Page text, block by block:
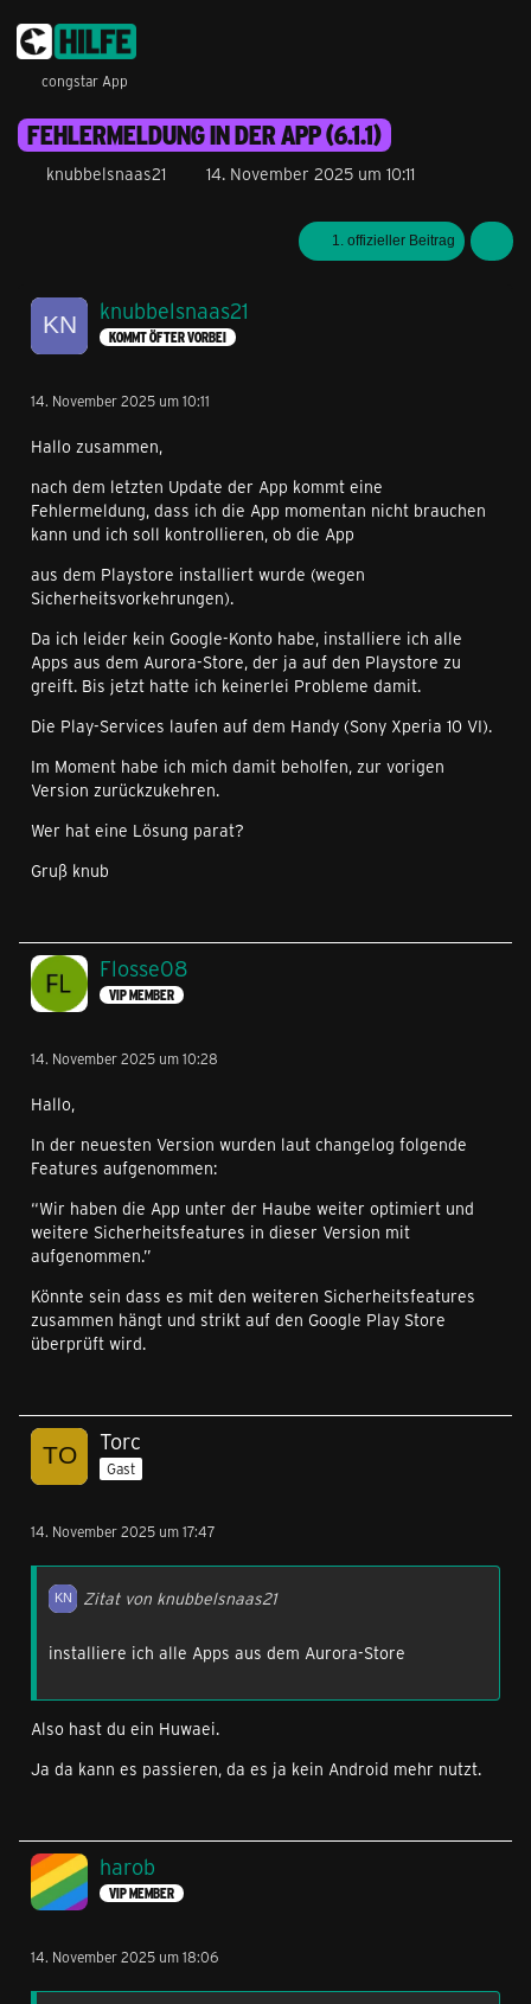
congstar App
FEHLERMELDUNG IN DER APP (6.1.1)
knubbelsnaas21 14. November 2025 um 10:11
1. offizieller Beitrag
knubbelsnaas21
KOMMT ÖFTER VORBEI
14. November 2025 um 10:11
Hallo zusammen,
nach dem letzten Update der App kommt eine
Fehlermeldung, dass ich die App momentan nicht brauchen
kann und ich soll kontrollieren, ob die App
aus dem Playstore installiert wurde (wegen
Sicherheitsvorkehrungen).
Da ich leider kein Google-Konto habe, installiere ich alle
Apps aus dem Aurora-Store, der ja auf den Playstore zu
greift. Bis jetzt hatte ich keinerlei Probleme damit.
Die Play-Services laufen auf dem Handy (Sony Xperia 10 VI).
Im Moment habe ich mich damit beholfen, zur vorigen
Version zurückzukehren.
Wer hat eine Lösung parat?
Gruß knub
Flosse08
VIP MEMBER
14. November 2025 um 10:28
Hallo,
In der neuesten Version wurden laut changelog folgende
Features aufgenommen:
“Wir haben die App unter der Haube weiter optimiert und
weitere Sicherheitsfeatures in dieser Version mit
aufgenommen.”
Könnte sein dass es mit den weiteren Sicherheitsfeatures
zusammen hängt und strikt auf den Google Play Store
überprüft wird.
Torc
Gast
14. November 2025 um 17:47
Zitat von knubbelsnaas21
installiere ich alle Apps aus dem Aurora-Store
Also hast du ein Huwaei.
Ja da kann es passieren, da es ja kein Android mehr nutzt.
harob
VIP MEMBER
14. November 2025 um 18:06